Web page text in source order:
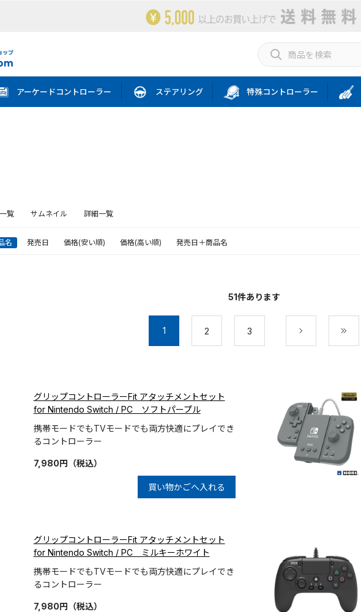
アーケードコントローラー ステアリング 特殊コントローラー
一覧 サムネイル 詳細一覧
名 発売日 価格(安い順) 価格(高い順) 発売日＋商品名
51件あります
1 2 3
グリップコントローラーFit アタッチメントセット
for Nintendo Switch / PC ソフトパープル
携帯モードでもTVモードでも両方快適にプレイでき
るコントローラー
7,980円 （税込）
買い物かごへ入れる
グリップコントローラーFit アタッチメントセット
for Nintendo Switch / PC ミルキーホワイト
携帯モードでもTVモードでも両方快適にプレイでき
るコントローラー
7,980円 （税込）